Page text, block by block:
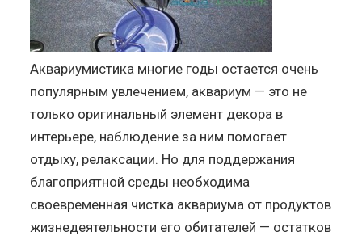
Аквариумистика многие годы остается очень
популярным увлечением, аквариум — это не
только оригинальный элемент декора в
интерьере, наблюдение за ним помогает
отдыху, релаксации. Но для поддержания
благоприятной среды необходима
своевременная чистка аквариума от продуктов
жизнедеятельности его обитателей — остатков